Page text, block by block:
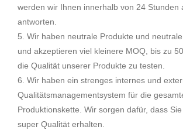
werden wir Ihnen innerhalb von 24 Stunden
antworten.
5. Wir haben neutrale Produkte und
und akzeptieren viel kleinere MOQ, bis zu
die Qualität unserer Produkte zu testen.
6. Wir haben ein strenges internes und
Qualitätsmanagementsystem für die
Produktionskette. Wir sorgen dafür, dass
super Qualität erhalten.